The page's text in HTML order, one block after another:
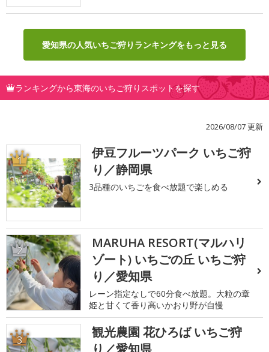
愛知県の人気いちご狩りランキングをもっと見る
ランキングから東海のいちご狩りスポットを探す
2026/08/07 更新
1
伊豆フルーツパーク いちご狩
り／静岡県
3品種のいちごを食べ放題で楽しめる
2
MARUHA RESORT(マルハリ
ゾート) いちごの丘 いちご狩
り／愛知県
レーン指定なしで60分食べ放題。大粒の章
姫と甘くて香り高いかおり野が自慢
3
観光農園 花ひろば いちご狩
り／愛知県